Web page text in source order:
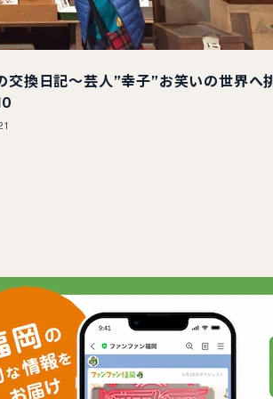
交換日記～芸人”幸子”お笑いの世界へ